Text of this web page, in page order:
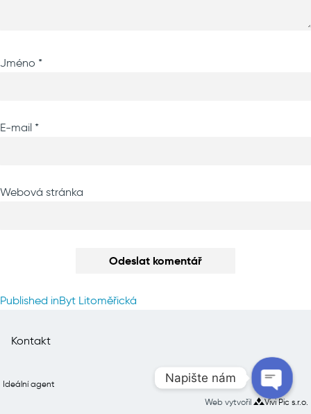
Jméno *
E-mail *
Webová stránka
Navigace
příspěvek
Published inByt Litoměřická
Kontakt
Ideální agent
Web vytvořil
Vivi Pic s.r.o.
Napište nám
Open